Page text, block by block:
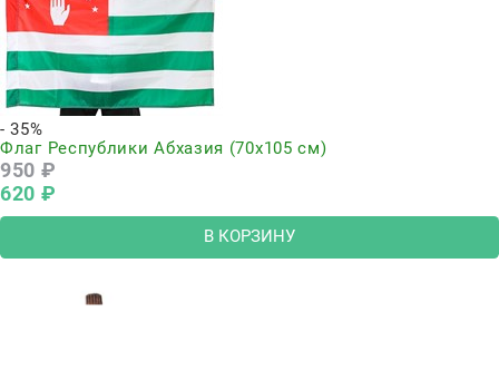
- 35%
Флаг Республики Абхазия (70x105 см)
950 ₽
620 ₽
В КОРЗИНУ